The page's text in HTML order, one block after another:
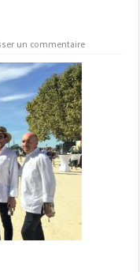
un commentaire